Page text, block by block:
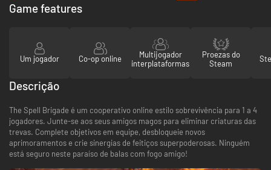
Game features
Um jogador Co-op online
Multijogador
interplataformas
Proezas do
Steam
Descrição
The Spell Brigade é um cooperativo online estilo sobrevivência para 1 a 4
jogadores. Junte-se aos seus amigos magos para eliminar criaturas das
trevas. Complete objetivos em equipe, desbloqueie novos
aprimoramentos e crie sinergias de feitiços superpoderosas. Ninguém
está seguro neste paraíso de balas com fogo amigo!